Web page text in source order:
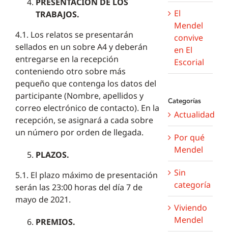
TRABAJOS.
4.1. Los relatos se presentarán
sellados en un sobre A4 y deberán
entregarse en la recepción
conteniendo otro sobre más
pequeño que contenga los datos del
participante (Nombre, apellidos y
correo electrónico de contacto). En la
recepción, se asignará a cada sobre
un número por orden de llegada.
PLAZOS.
5.1. El plazo máximo de presentación
serán las 23:00 horas del día 7 de
mayo de 2021.
PREMIOS.
El
Mendel
convive
en El
Escorial
Categorías
Actualidad
Por qué
Mendel
Sin
categoría
Viviendo
Mendel